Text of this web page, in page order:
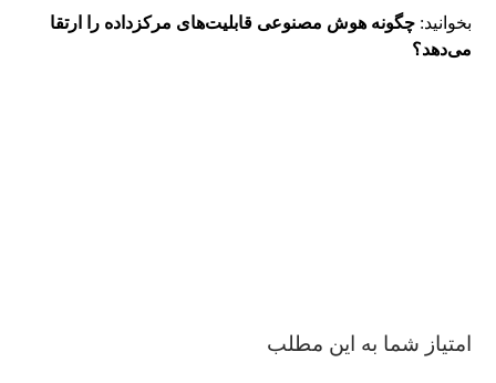
بخوانید:چگونه هوش‌ مصنوعی قابلیت‌های مرکزداده را ارتقا
می‌دهد؟
امتیاز شما به این مطلب